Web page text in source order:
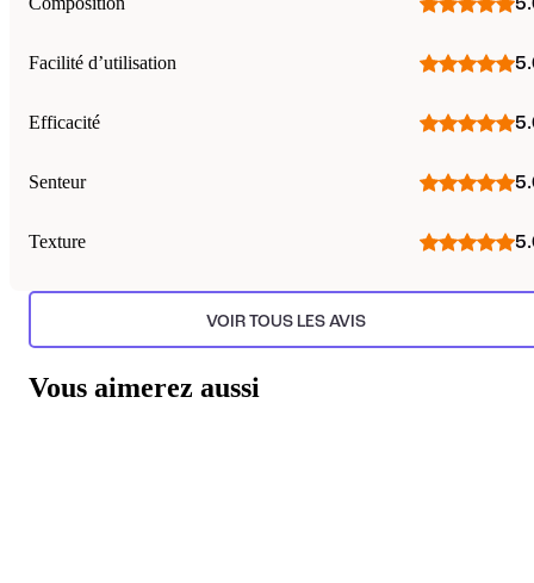
Facilité d’utilisation
Efficacité
Senteur
Texture
VOIR TOUS LES AVIS
Vous aimerez aussi